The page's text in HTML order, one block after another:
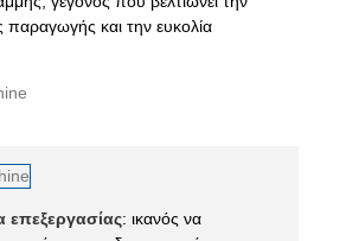
παραγωγής και την ευκολία
επεξεργασίας: ικανός να